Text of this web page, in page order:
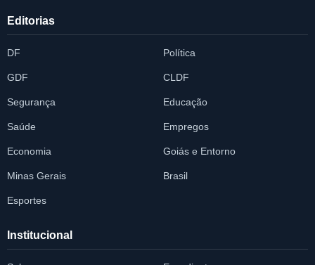
Editorias
DF Política
GDF CLDF
Segurança Educação
Saúde Empregos
Economia Goiás e Entorno
Minas Gerais Brasil
Esportes
Institucional